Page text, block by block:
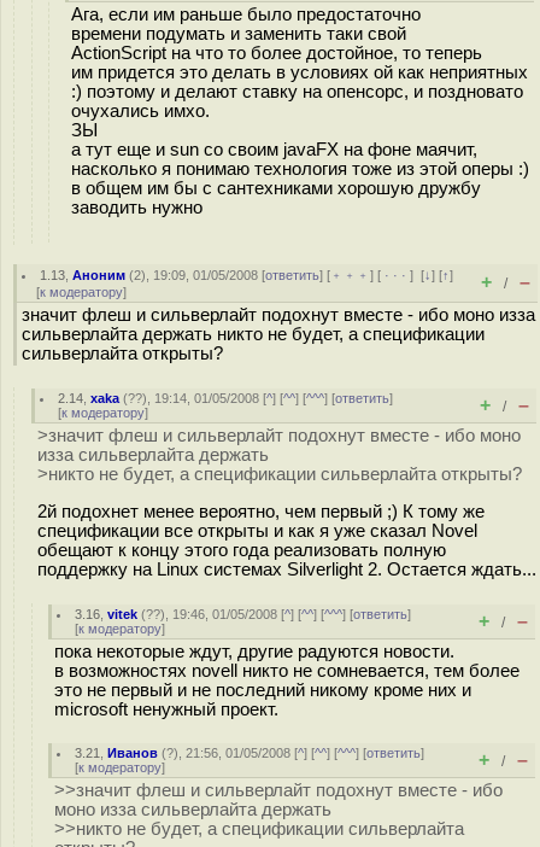
Ага, если им раньше было предостаточно
времени подумать и заменить таки свой
ActionScript на что то более достойное, то теперь
им придется это делать в условиях ой как неприятных
:) поэтому и делают ставку на опенсорс, и поздновато
очухались имхо.
ЗЫ
а тут еще и sun со своим javaFX на фоне маячит,
насколько я понимаю технология тоже из этой оперы :)
в общем им бы с сантехниками хорошую дружбу
заводить нужно
1.13 ,Аноним (2), 19:09, 01/05/2008 [ответить] [ ﹢﹢﹢] [ · · ·][↓] [↑]
[к модератору] + / –
значит флеш и сильверлайт подохнут вместе - ибо моно изза
сильверлайта держать никто не будет, а спецификации
сильверлайта открыты?
2.14 ,xaka (??), 19:14, 01/05/2008 [^] [^^] [^^^] [ответить]
[к модератору] + / –
>значит флеш и сильверлайт подохнут вместе - ибо моно
изза сильверлайта держать
>никто не будет, а спецификации сильверлайта открыты?
2й подохнет менее вероятно, чем первый ;) К тому же
спецификации все открыты и как я уже сказал Novel
обещают к концу этого года реализовать полную
поддержку на Linux системах Silverlight 2. Остается ждать...
3.16 ,vitek (??), 19:46, 01/05/2008 [^] [^^] [^^^] [ответить]
[к модератору] + / –
пока некоторые ждут, другие радуются новости.
в возможностях novell никто не сомневается, тем более
это не первый и не последний никому кроме них и
microsoft ненужный проект.
3.21 ,Иванов (?), 21:56, 01/05/2008 [^] [^^] [^^^] [ответить]
[к модератору] + / –
>>значит флеш и сильверлайт подохнут вместе - ибо
моно изза сильверлайта держать
>>никто не будет, а спецификации сильверлайта